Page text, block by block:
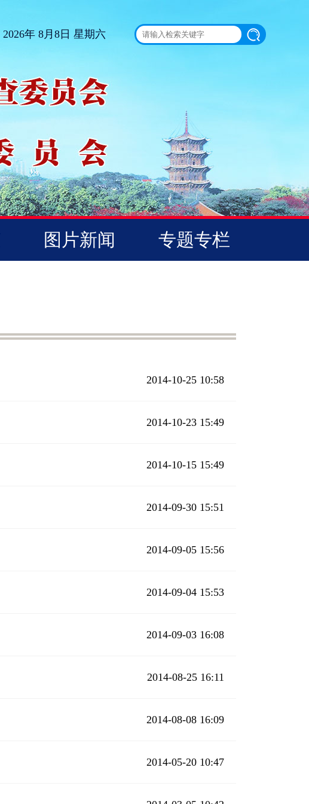
2026年 8月8日 星期六
图片新闻 专题专栏
2014-10-25 10:58
2014-10-23 15:49
2014-10-15 15:49
2014-09-30 15:51
2014-09-05 15:56
2014-09-04 15:53
2014-09-03 16:08
2014-08-25 16:11
2014-08-08 16:09
2014-05-20 10:47